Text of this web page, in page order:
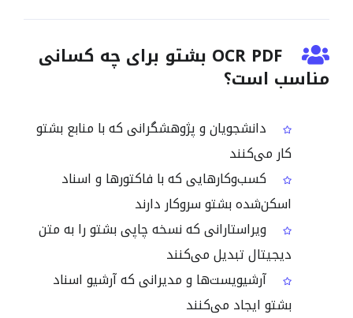
OCR PDF بشتو برای چه کسانی
مناسب است؟
دانشجویان و پژوهشگرانی که با منابع بشتو
کار می‌کنند
کسب‌وکارهایی که با فاکتورها و اسناد
اسکن‌شده بشتو سروکار دارند
ویراستارانی که نسخه چاپی بشتو را به متن
دیجیتال تبدیل می‌کنند
آرشیویست‌ها و مدیرانی که آرشیو اسناد
بشتو ایجاد می‌کنند